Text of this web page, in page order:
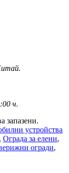
ч.
запазени.
устройства
, Ограда за елени,
огради,